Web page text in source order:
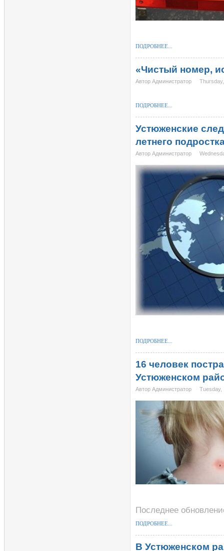
ПОДРОБНЕЕ...
«Чистый номер,
Автор Администратор
ПОДРОБНЕЕ...
Устюженские
летнего
Автор Администратор
ПОДРОБНЕЕ...
16 человек
Устюженском
Автор Администратор Tuesday,
Последнее
ПОДРОБНЕЕ...
В Устюженском